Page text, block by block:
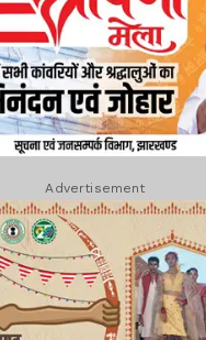
Advertisement